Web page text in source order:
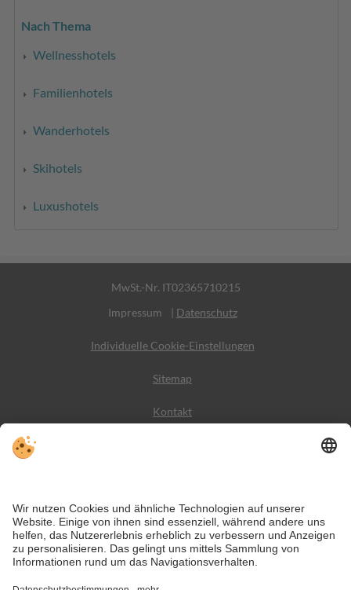
Nach Thema
Wellnesshotels
Familienhotels
Wanderhotels
Skihotels
Luxushotels
MwSt.-Nr. IT02365710215
Impressum
| Datenschutz
Individuelle Cookie-Einstellungen
Sitemap
Kontakt
VIVODolomiti ist das Reiseportal für unvergesslichen
Bergurlaub – mit Unterkünften und Angeboten in den